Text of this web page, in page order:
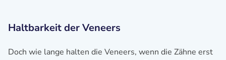
Haltbarkeit der Veneers
Doch wie lange halten die Veneers, wenn die Zähne erst